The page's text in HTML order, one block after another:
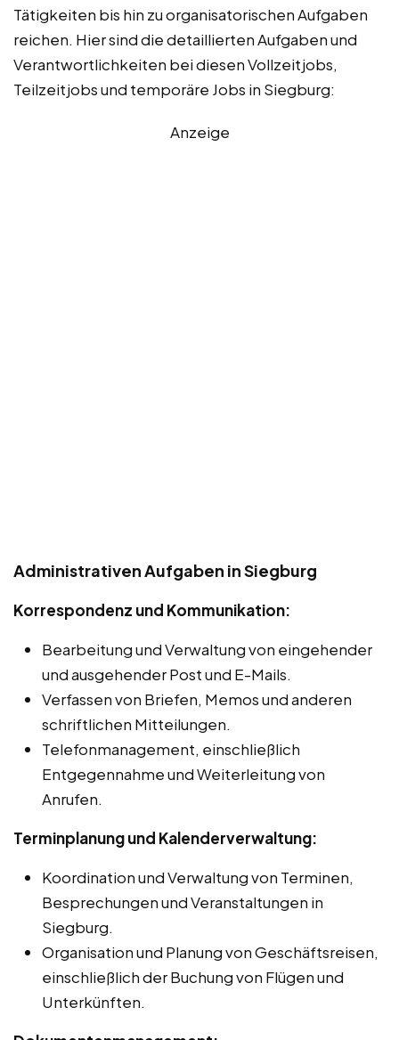
Tätigkeiten bis hin zu organisatorischen Aufgaben
reichen. Hier sind die detaillierten Aufgaben und
Verantwortlichkeiten bei diesen Vollzeitjobs,
Teilzeitjobs und temporäre Jobs in Siegburg:
Anzeige
Administrativen Aufgaben in Siegburg
Korrespondenz und Kommunikation:
Bearbeitung und Verwaltung von eingehender
und ausgehender Post und E-Mails.
Verfassen von Briefen, Memos und anderen
schriftlichen Mitteilungen.
Telefonmanagement, einschließlich
Entgegennahme und Weiterleitung von
Anrufen.
Terminplanung und Kalenderverwaltung:
Koordination und Verwaltung von Terminen,
Besprechungen und Veranstaltungen in
Siegburg.
Organisation und Planung von Geschäftsreisen,
einschließlich der Buchung von Flügen und
Unterkünften.